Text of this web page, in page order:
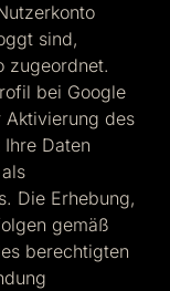
sind,
zugeordnet.
bei Google
Aktivierung des
Daten
Die Erhebung,
gemäß
berechtigten